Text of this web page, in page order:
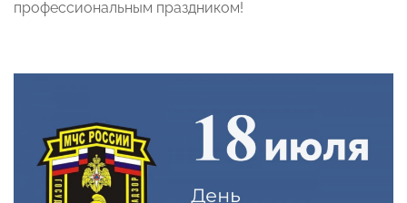
профессиональным праздником!